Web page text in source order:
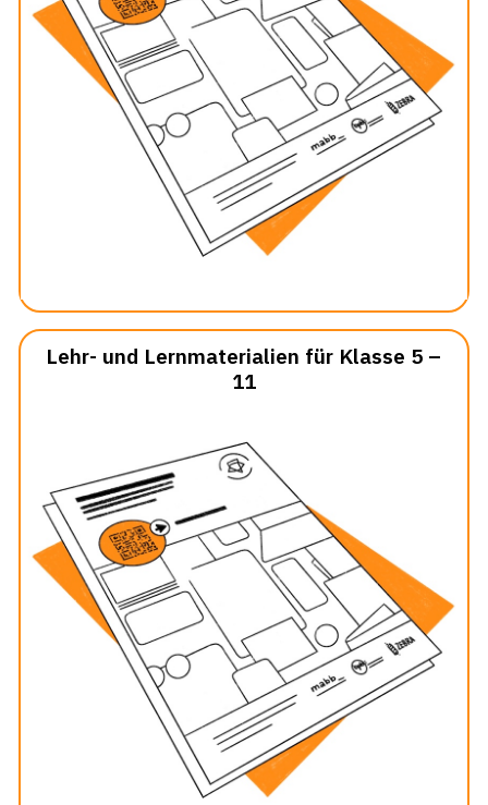
Lehr- und Lernmaterialien für Klasse 5 –
11